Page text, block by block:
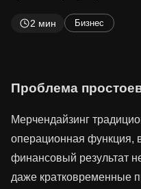
2 мин Бизнес
Проблема
Мерчендайзинг
операционная функция,
финансовый результат
даже кратковременные